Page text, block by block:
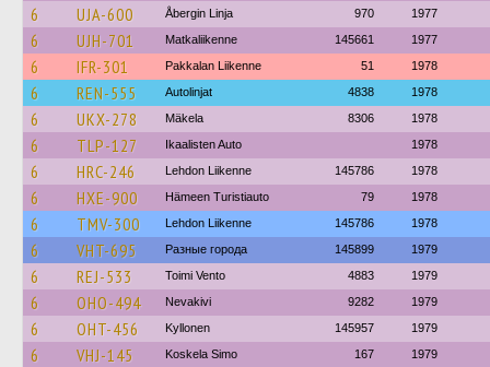
6 UJA-600 Åbergin Linja 970 1977
6 UJH-701 Matkaliikenne 145661 1977
6 IFR-301 Pakkalan Liikenne 51 1978
6 REN-555 Autolinjat 4838 1978
6 UKX-278 Mäkela 8306 1978
6 TLP-127 Ikaalisten Auto 1978
6 HRC-246 Lehdon Liikenne 145786 1978
6 HXE-900 Hämeen Turistiauto 79 1978
6 TMV-300 Lehdon Liikenne 145786 1978
6 VHT-695 Разные города 145899 1979
6 REJ-533 Toimi Vento 4883 1979
6 OHO-494 Nevakivi 9282 1979
6 OHT-456 Kyllonen 145957 1979
6 VHJ-145 Koskela Simo 167 1979